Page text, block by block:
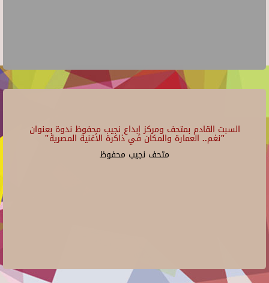
السبت القادم بمتحف ومركز إبداع نجيب محفوظ ندوة بعنوان
"نغم.. العمارة والمكان في ذاكرة الأغنية المصرية"
متحف نجيب محفوظ